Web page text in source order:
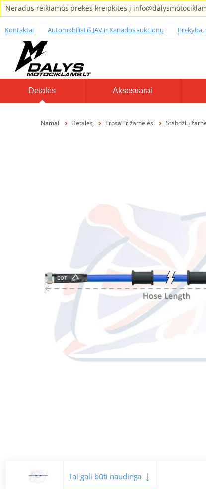
Neradus reikiamos prekės kreipkites į
Kontaktai Automobiliai iš JAV ir Kanados aukcionų
Detalės Aksesuarai
Namai Detalės Trosai ir žarnelės Stabdžių
Tai gali būti naudinga